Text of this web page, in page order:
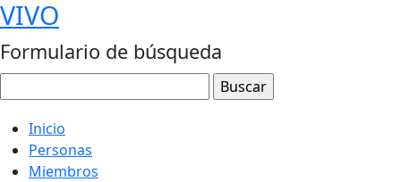
VIVO
Formulario de búsqueda
Inicio
Personas
Miembros